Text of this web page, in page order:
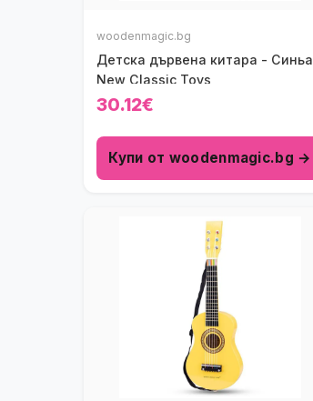
woodenmagic.bg
Детска дървена китара - Синьа
New Classic Toys
30.12€
Купи от woodenmagic.bg →